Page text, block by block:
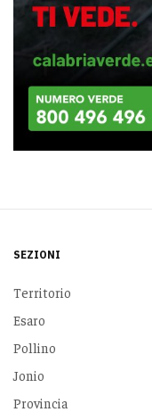
SEZIONI
Territorio
Esaro
Pollino
Jonio
Provincia